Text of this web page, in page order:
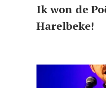
Ik won de
Harelbeke!